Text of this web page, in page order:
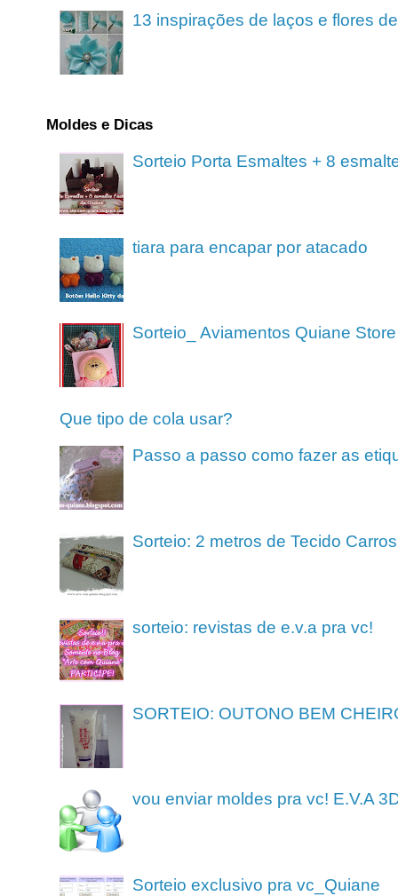
13 inspirações de laços e flores
Moldes e Dicas
Sorteio Porta Esmaltes + 8
tiara para encapar por atacado
Sorteio_ Aviamentos Quiane Store
Que tipo de cola usar?
Passo a passo como fazer as
Sorteio: 2 metros de Tecido Carros
sorteio: revistas de e.v.a pra vc!
SORTEIO: OUTONO BEM
vou enviar moldes pra vc! E.V.A
Sorteio exclusivo pra vc_Quiane